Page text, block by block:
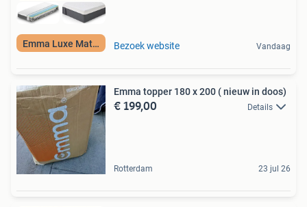
Emma Luxe Matras Bezoek website Vandaag
Emma topper 180 x 200 ( nieuw in doos)
€ 199,00 Details
Rotterdam 23 jul 26